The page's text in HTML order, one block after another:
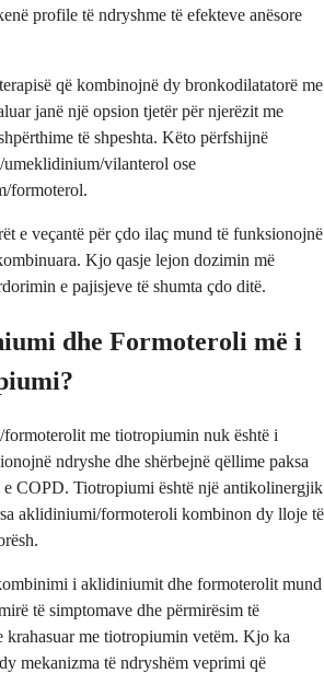
profile të ndryshme të efekteve anësore
që kombinojnë dy bronkodilatatorë me
janë një opsion tjetër për njerëzit me
të shpeshta. Këto përfshijnë
vilanterol ose
formoterol.
e veçantë për çdo ilaç mund të funksionojnë
Kjo qasje lejon dozimin më
e pajisjeve të shumta çdo ditë.
dhe Formoteroli më i
me tiotropiumin nuk është i
ndryshe dhe shërbejnë qëllime paksa
e COPD. Tiotropiumi është një antikolinergjik
aklidiniumi/formoteroli kombinon dy lloje të
i aklidiniumit dhe formoterolit mund
të simptomave dhe përmirësim të
krahasuar me tiotropiumin vetëm. Kjo ka
mekanizma të ndryshëm veprimi që